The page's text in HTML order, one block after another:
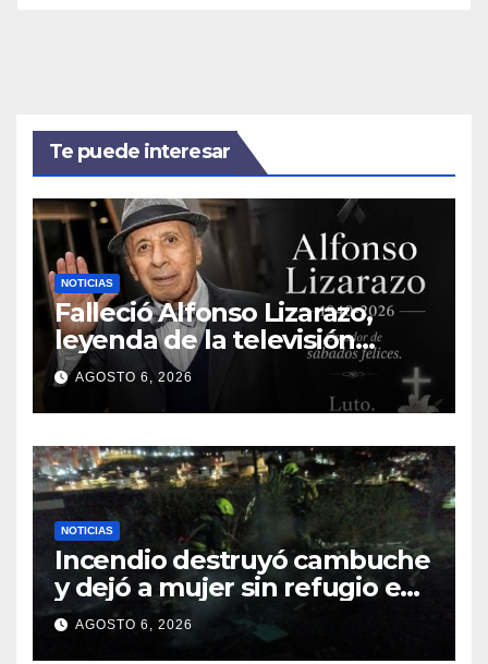
Te puede interesar
NOTICIAS
Falleció Alfonso Lizarazo,
leyenda de la televisión
colombiana
AGOSTO 6, 2026
NOTICIAS
Incendio destruyó cambuche
y dejó a mujer sin refugio en
Pasto
AGOSTO 6, 2026